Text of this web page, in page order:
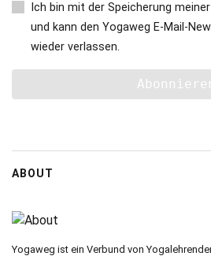
Ich bin mit der Speicherung
und kann den Yogaweg E-Mail-
wieder verlassen.
ABOUT
Yogaweg ist ein Verbund von